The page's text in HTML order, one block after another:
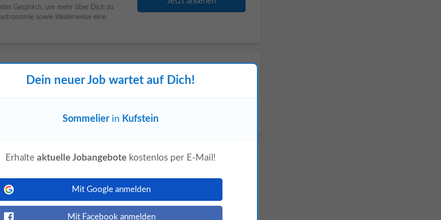
Gespräch, um mehr über Dich zu
sowie idealerweise eine
Hotel, liegt inmitten der Tiroler
Hotels & Resorts und verfügt über
Apartments der 4* Superior und 4*
ein geteiltes Verständnis von Qualität,
Dein neuer Job wartet auf Dich!
Sommelierin Kufstein
Erhalte aktuelle Jobangebotekostenlos per E-Mail!
Mit Google anmelden
Mit Facebook anmelden